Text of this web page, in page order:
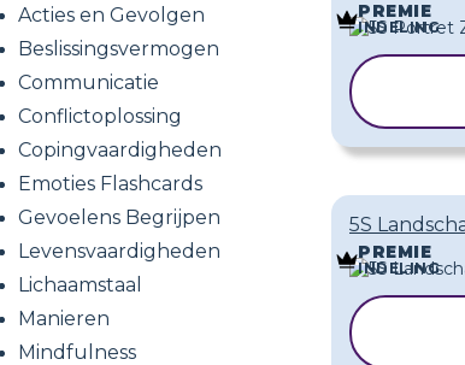
Acties en Gevolgen
Beslissingsvermogen
Communicatie
Conflictoplossing
Copingvaardigheden
Emoties Flashcards
Gevoelens Begrijpen
Levensvaardigheden
Lichaamstaal
Manieren
Mindfulness
PREMIE
INDELING
5S
PREMIE
INDELING